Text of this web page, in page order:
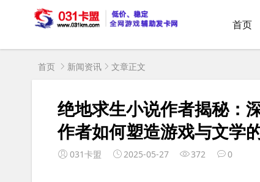
首页
首页 新闻资讯 文章正文
绝地求生小说作者揭秘：
作者如何塑造游戏与文学
031卡盟 2025-05-27 372 0